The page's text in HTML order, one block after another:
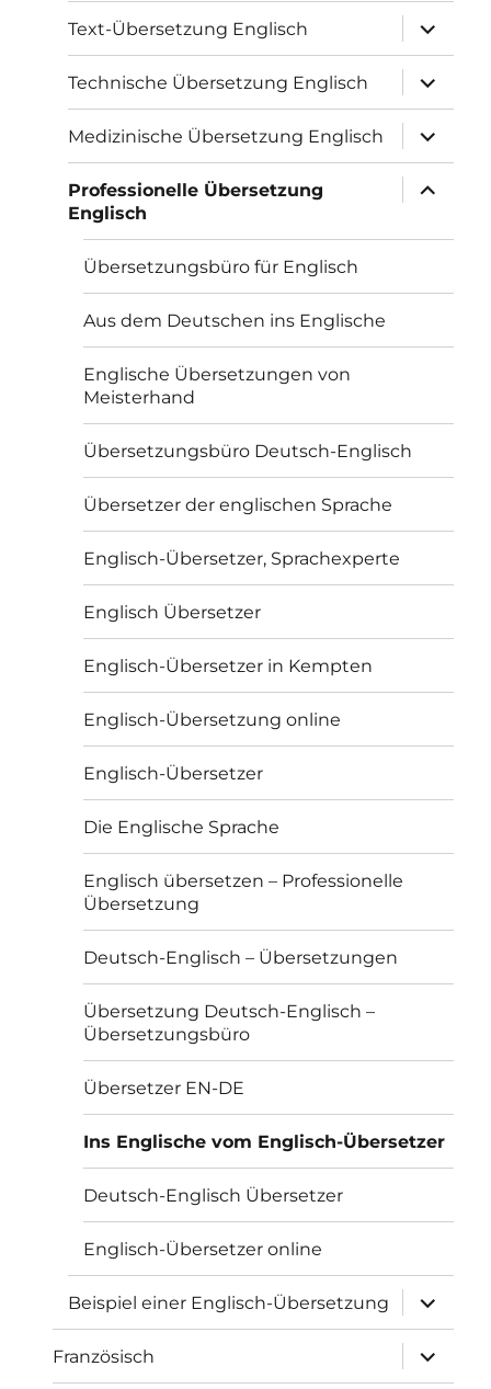
Text-Übersetzung Englisch
öffnen
Technische Übersetzung Englisch
öffnen
Medizinische Übersetzung Englisch
öffnen
Professionelle Übersetzung
Englisch
öffnen
Übersetzungsbüro für Englisch
Aus dem Deutschen ins Englische
Englische Übersetzungen von
Meisterhand
Übersetzungsbüro Deutsch-Englisch
Übersetzer der englischen Sprache
Englisch-Übersetzer, Sprachexperte
Englisch Übersetzer
Englisch-Übersetzer in Kempten
Englisch-Übersetzung online
Englisch-Übersetzer
Die Englische Sprache
Englisch übersetzen – Professionelle
Übersetzung
Deutsch-Englisch – Übersetzungen
Übersetzung Deutsch-Englisch –
Übersetzungsbüro
Übersetzer EN-DE
Ins Englische vom Englisch-Übersetzer
Deutsch-Englisch Übersetzer
Englisch-Übersetzer online
Beispiel einer Englisch-Übersetzung
öffnen
Französisch
öffnen